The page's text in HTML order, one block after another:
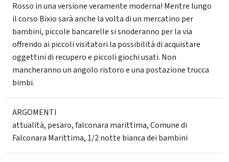
Rosso in una versione veramente moderna! Mentre lungo
il corso Bixio sarà anche la volta di un mercatino per
bambini, piccole bancarelle si snoderanno per la via
offrendo ai piccoli visitatori la possibilità di acquistare
oggettini di recupero e piccoli giochi usati. Non
mancheranno un angolo ristoro e una postazione trucca
bimbi.
ARGOMENTI
attualità, pesaro,falconara marittima,Comune di
Falconara Marittima, 1/2 notte bianca dei bambini